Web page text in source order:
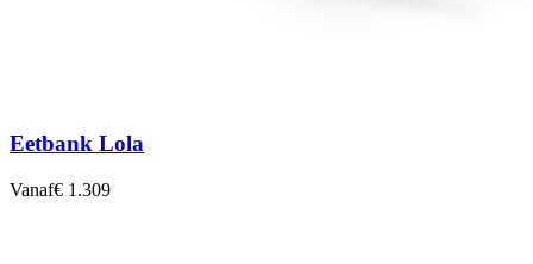
Eetbank Lola
Vanaf€ 1.309